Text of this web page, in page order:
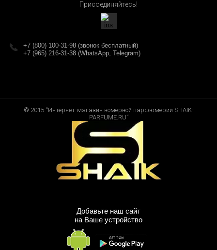
Присоединяйтесь!
+7 (800) 100-31-98 (звонок бесплатный)
+7 (965) 216-31-38 (WhatsApp, Telegram)
© 2015 “Интернет-магазин номерной парфюмерии SHAIK-
PARFUME.RU”
Добавьте наш сайт
на Ваше устройство